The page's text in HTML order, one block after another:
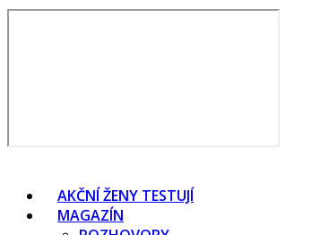
AKČNÍ ŽENY TESTUJÍ
MAGAZÍN